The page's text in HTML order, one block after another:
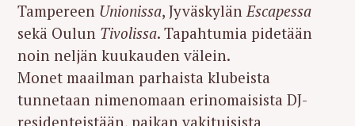
Tampereen Unionissa, JyväskylänEscapessa
sekä Oulun Tivolissa. Tapahtumia pidetään
noin neljän kuukauden välein.
Monet maailman parhaista klubeista
tunnetaan nimenomaan erinomaisista DJ-
residenteistään, paikan vakituisista